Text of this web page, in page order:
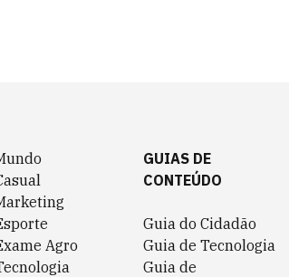
Agro
GUIAS DE
CONTEÚDO
Guia do Cidadão
Guia de Tecnologia
Guia de